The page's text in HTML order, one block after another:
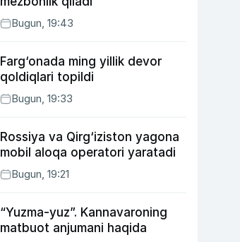
Bugun, 19:43
Farg‘onada ming yillik devor
qoldiqlari topildi
Bugun, 19:33
Rossiya va Qirg‘iziston yagona
mobil aloqa operatori yaratadi
Bugun, 19:21
“Yuzma-yuz”. Kannavaroning
matbuot anjumani haqida